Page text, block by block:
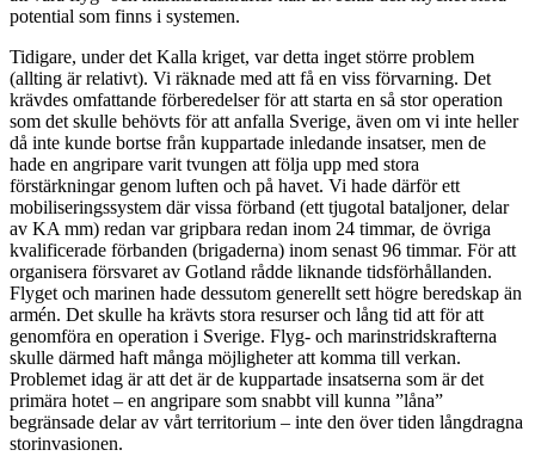
potential som finns i systemen.
Tidigare, under det Kalla kriget, var detta inget större problem
(allting är relativt). Vi räknade med att få en viss förvarning. Det
krävdes omfattande förberedelser för att starta en så stor operation
som det skulle behövts för att anfalla Sverige, även om vi inte heller
då inte kunde bortse från kuppartade inledande insatser, men de
hade en angripare varit tvungen att följa upp med stora
förstärkningar genom luften och på havet. Vi hade därför ett
mobiliseringssystem där vissa förband (ett tjugotal bataljoner, delar
av KA mm) redan var gripbara redan inom 24 timmar, de övriga
kvalificerade förbanden (brigaderna) inom senast 96 timmar. För att
organisera försvaret av Gotland rådde liknande tidsförhållanden.
Flyget och marinen hade dessutom generellt sett högre beredskap än
armén. Det skulle ha krävts stora resurser och lång tid att för att
genomföra en operation i Sverige. Flyg- och marinstridskrafterna
skulle därmed haft många möjligheter att komma till verkan.
Problemet idag är att det är de kuppartade insatserna som är det
primära hotet – en angripare som snabbt vill kunna ”låna”
begränsade delar av vårt territorium – inte den över tiden långdragna
storinvasionen.